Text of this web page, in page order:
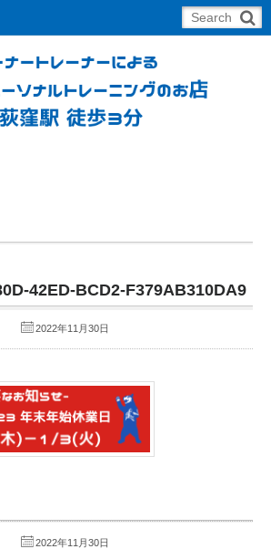
42ED-BCD2-F379AB310DA9
2022年11月30日
2022年11月30日